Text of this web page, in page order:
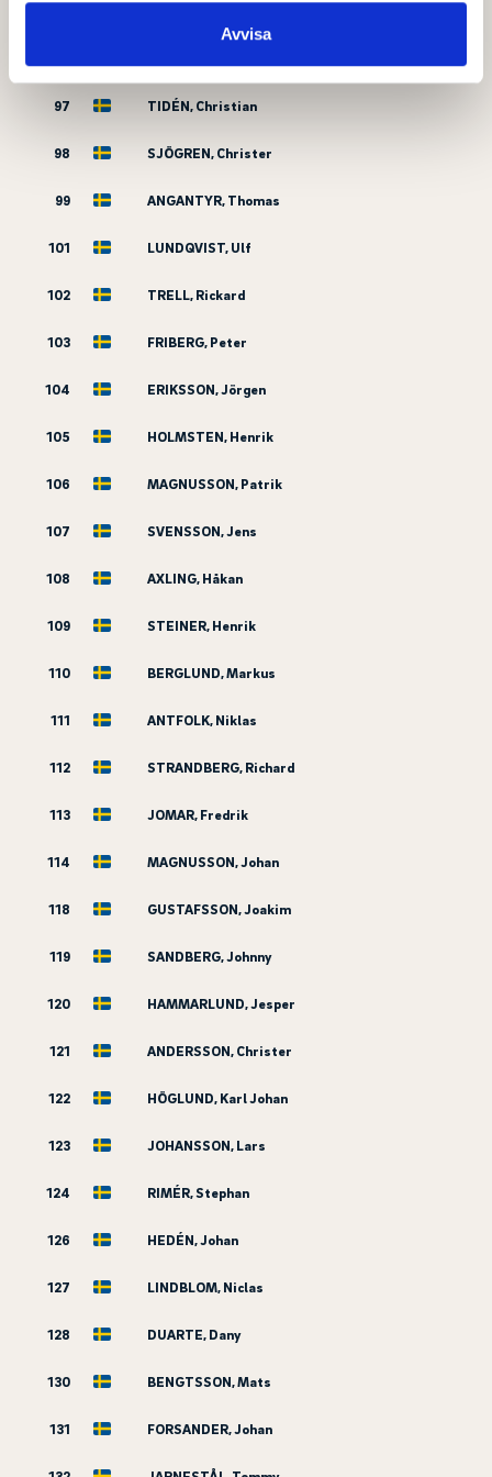
Avvisa
97 TIDÉN, Christian
98 SJÖGREN, Christer
99 ANGANTYR, Thomas
101 LUNDQVIST, Ulf
102 TRELL, Rickard
103 FRIBERG, Peter
104 ERIKSSON, Jörgen
105 HOLMSTEN, Henrik
106 MAGNUSSON, Patrik
107 SVENSSON, Jens
108 AXLING, Håkan
109 STEINER, Henrik
110 BERGLUND, Markus
111 ANTFOLK, Niklas
112 STRANDBERG, Richard
113 JOMAR, Fredrik
114 MAGNUSSON, Johan
118 GUSTAFSSON, Joakim
119 SANDBERG, Johnny
120 HAMMARLUND, Jesper
121 ANDERSSON, Christer
122 HÖGLUND, Karl Johan
123 JOHANSSON, Lars
124 RIMÉR, Stephan
126 HEDÉN, Johan
127 LINDBLOM, Niclas
128 DUARTE, Dany
130 BENGTSSON, Mats
131 FORSANDER, Johan